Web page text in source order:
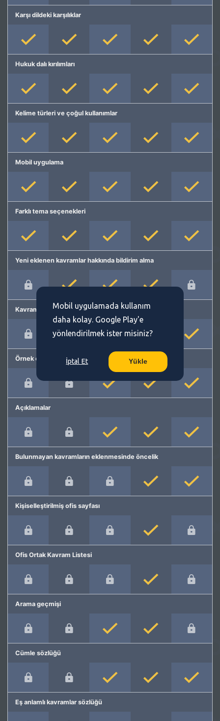
Karşı dildeki karşılıklar
Hukuk dalı kırılımları
Kelime türleri ve çoğul kullanımlar
Mobil uygulama
Farklı tema seçenekleri
Yeni eklenen kavramlar hakkında bildirim alma
Kavram önerme
Örnek cümleler
Açıklamalar
Bulunmayan kavramların eklenmesinde öncelik
Kişiselleştirilmiş ofis sayfası
Ofis Ortak Kavram Listesi
Arama geçmişi
Cümle sözlüğü
Eş anlamlı kavramlar sözlüğü
Mobil uygulamada kullanım
daha kolay. Google Play'e
yönlendirilmek ister misiniz?
İptal Et Yükle